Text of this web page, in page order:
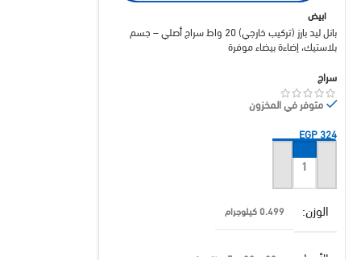
ابيض
بانل ليد بارز (تركيب خارجي) 20 واط سراج أصلي – جسم
بلاستيك، إضاءة بيضاء موفرة
سراج
متوفر في المخزون
EGP324
إضافة إلى السلة
الوزن 0.499 كيلوجرام